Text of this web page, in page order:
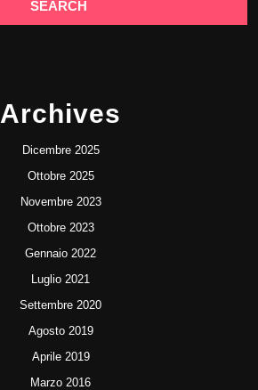
Archives
Dicembre 2025
Ottobre 2025
Novembre 2023
Ottobre 2023
Gennaio 2022
Luglio 2021
Settembre 2020
Agosto 2019
Aprile 2019
Marzo 2016